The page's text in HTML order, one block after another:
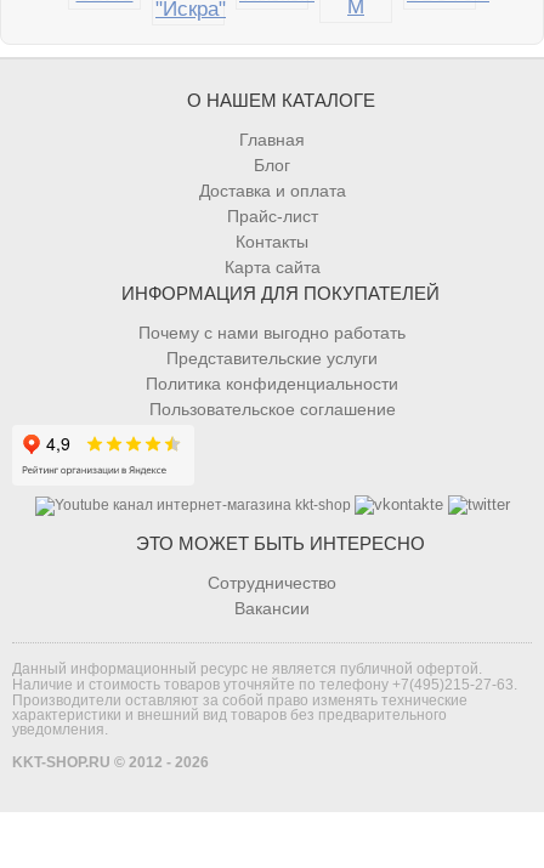
О НАШЕМ КАТАЛОГЕ
Главная
Блог
Доставка и оплата
Прайс-лист
Контакты
Карта сайта
ИНФОРМАЦИЯ ДЛЯ ПОКУПАТЕЛЕЙ
Почему с нами выгодно работать
Представительские услуги
Политика конфиденциальности
Пользовательское соглашение
ЭТО МОЖЕТ БЫТЬ ИНТЕРЕСНО
Сотрудничество
Вакансии
Данный информационный ресурс не является публичной офертой.
Наличие и стоимость товаров уточняйте по телефону +7(495)215-27-63
Производители оставляют за собой право изменять технические
характеристики и внешний вид товаров без предварительного
уведомления.
KKT-SHOP.RU © 2012 - 2026